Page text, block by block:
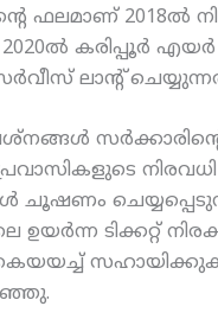
ഫലമാണ് 2018ല്‍
കരിപ്പൂര്‍
ലാന്റ്
നിരവധി
ചൂഷണം
ഉയര്‍ന്ന ടിക്കറ്റ്